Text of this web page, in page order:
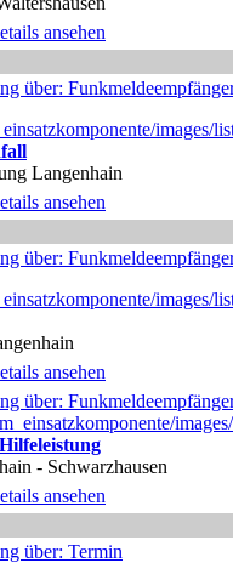
ansehen
Langenhain
ansehen
ansehen
- Schwarzhausen
ansehen